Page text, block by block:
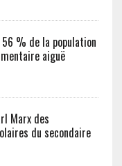
56 % de la population
aiguë
Marx des
du secondaire